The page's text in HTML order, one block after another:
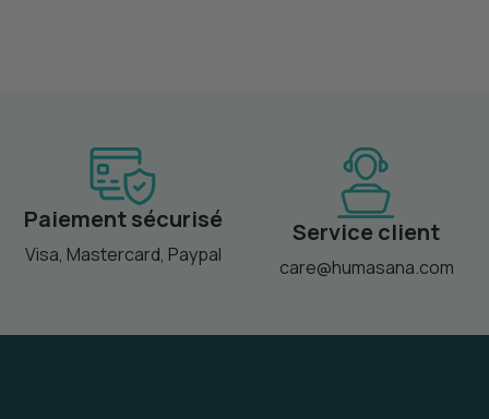
Paiement sécurisé
Visa, Mastercard, Paypal
Service client
care@humasana.com